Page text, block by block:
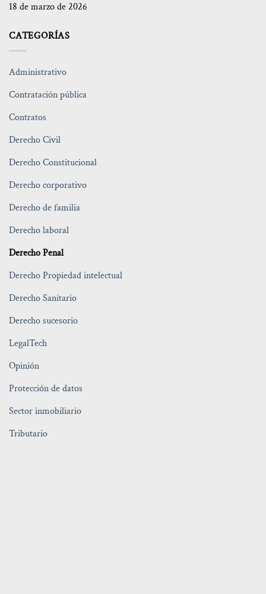
18 de marzo de 2026
CATEGORÍAS
Administrativo
Contratación pública
Contratos
Derecho Civil
Derecho Constitucional
Derecho corporativo
Derecho de familia
Derecho laboral
Derecho Penal
Derecho Propiedad intelectual
Derecho Sanitario
Derecho sucesorio
LegalTech
Opinión
Protección de datos
Sector inmobiliario
Tributario